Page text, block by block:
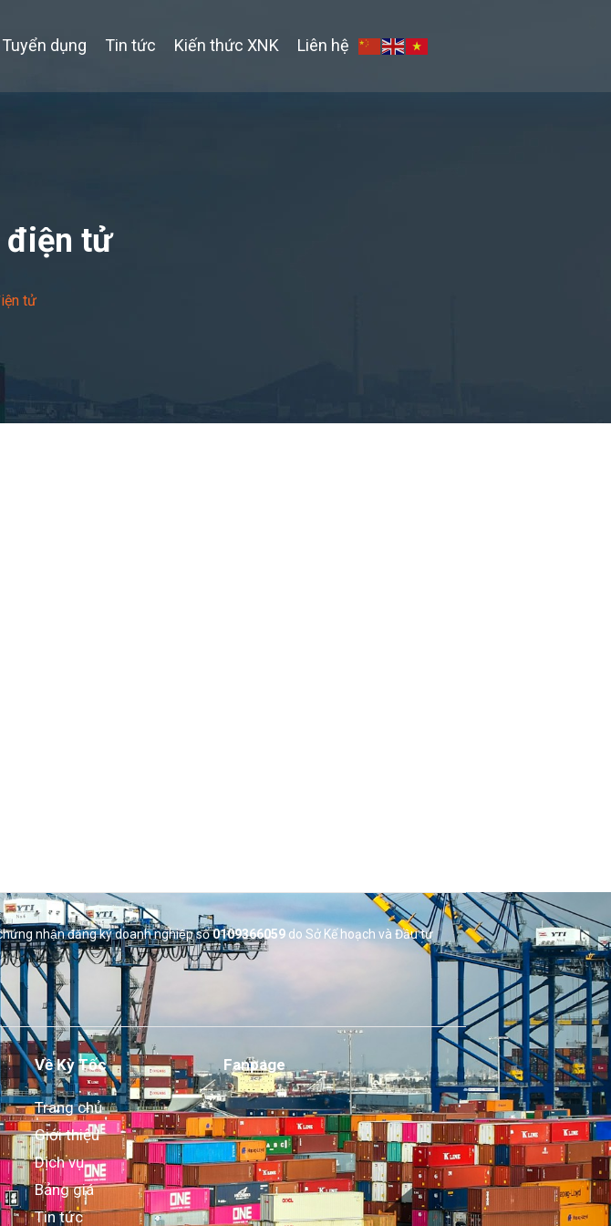
Tuyển dụng Tin tức Kiến thức XNK Liên hệ
điện tử
tử
chứng nhận đăng ký doanh nghiệp số0109366059do Sở Kế hoạch và Đầu tư
Về Kỳ Tốc
Trang chủ
Giới thiệu
Dịch vụ
Bảng giá
Tin tức
Fanpage